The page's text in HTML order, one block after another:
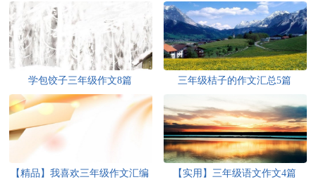
学包饺子三年级作文8篇 三年级桔子的作文汇总5篇
【精品】我喜欢三年级作文汇编 【实用】三年级语文作文4篇